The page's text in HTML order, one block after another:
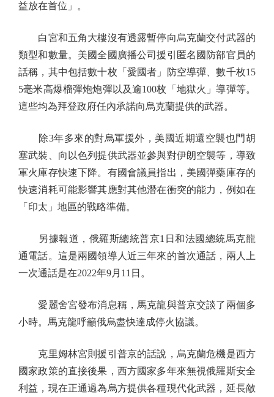
益放在首位」。
白宮和五角大樓沒有透露暫停向烏克蘭交付武器的
類型和數量。美國全國廣播公司援引匿名國防部官員的
話稱，其中包括數十枚「愛國者」防空導彈、數千枚15
5毫米高爆榴彈炮炮彈以及逾100枚「地獄火」導彈等。
這些均為拜登政府任內承諾向烏克蘭提供的武器。
除3年多來的對烏軍援外，美國近期還空襲也門胡
塞武裝、向以色列提供武器並參與對伊朗空襲等，導致
軍火庫存快速下降。有國會議員指出，美國彈藥庫存的
快速消耗可能影響其應對其他潛在衝突的能力，例如在
「印太」地區的戰略準備。
另據報道，俄羅斯總統普京1日和法國總統馬克龍
通電話。這是兩國領導人近三年來的首次通話，兩人上
一次通話是在2022年9月11日。
愛麗舍宮發布消息稱，馬克龍與普京交談了兩個多
小時。馬克龍呼籲俄烏盡快達成停火協議。
克里姆林宮則援引普京的話說，烏克蘭危機是西方
國家政策的直接後果，西方國家多年來無視俄羅斯安全
利益，現在正通過為烏方提供各種現代化武器，延長敵